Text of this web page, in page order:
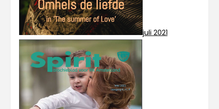
juli 2021